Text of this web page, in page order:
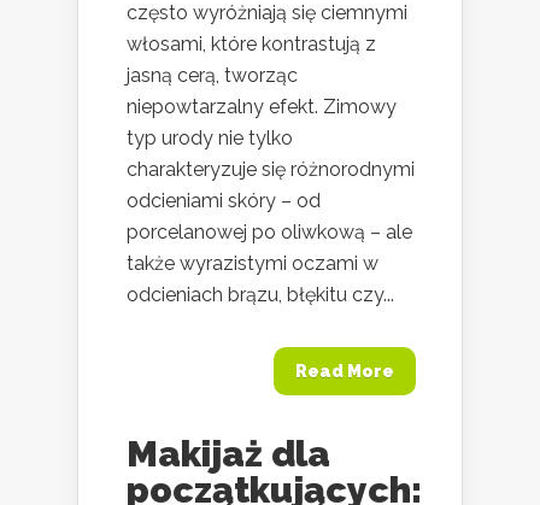
często wyróżniają się ciemnymi
włosami, które kontrastują z
jasną cerą, tworząc
niepowtarzalny efekt. Zimowy
typ urody nie tylko
charakteryzuje się różnorodnymi
odcieniami skóry – od
porcelanowej po oliwkową – ale
także wyrazistymi oczami w
odcieniach brązu, błękitu czy...
Read More
Makijaż dla
początkujących: